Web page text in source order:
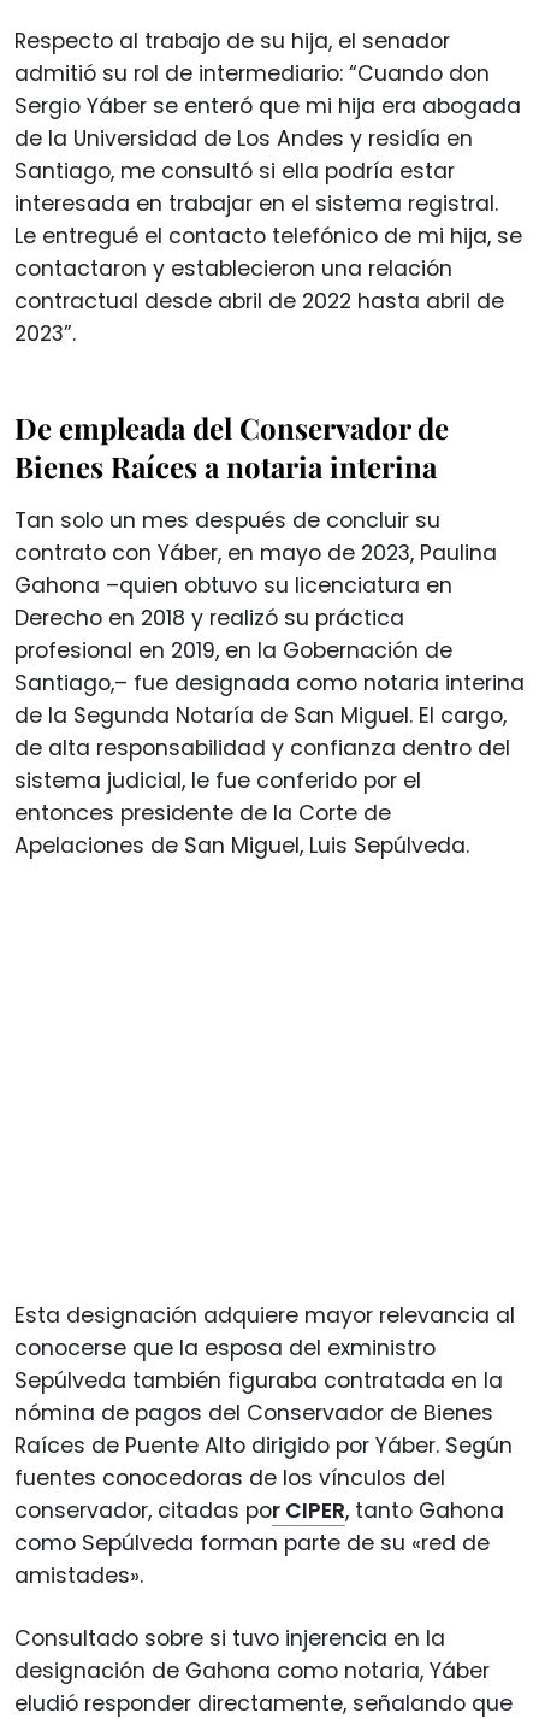
Respecto al trabajo de su hija, el senador
admitió su rol de intermediario: “Cuando don
Sergio Yáber se enteró que mi hija era abogada
de la Universidad de Los Andes y residía en
Santiago, me consultó si ella podría estar
interesada en trabajar en el sistema registral.
Le entregué el contacto telefónico de mi hija, se
contactaron y establecieron una relación
contractual desde abril de 2022 hasta abril de
2023”.
De empleada del Conservador de
Bienes Raíces a notaria interina
Tan solo un mes después de concluir su
contrato con Yáber, en mayo de 2023, Paulina
Gahona –quien obtuvo su licenciatura en
Derecho en 2018 y realizó su práctica
profesional en 2019, en la Gobernación de
Santiago,– fue designada como notaria interina
de la Segunda Notaría de San Miguel. El cargo,
de alta responsabilidad y confianza dentro del
sistema judicial, le fue conferido por el
entonces presidente de la Corte de
Apelaciones de San Miguel, Luis Sepúlveda.
Esta designación adquiere mayor relevancia al
conocerse que la esposa del exministro
Sepúlveda también figuraba contratada en la
nómina de pagos del Conservador de Bienes
Raíces de Puente Alto dirigido por Yáber. Según
fuentes conocedoras de los vínculos del
conservador, citadas por CIPER, tanto Gahona
como Sepúlveda forman parte de su «red de
amistades».
Consultado sobre si tuvo injerencia en la
designación de Gahona como notaria, Yáber
eludió responder directamente, señalando que